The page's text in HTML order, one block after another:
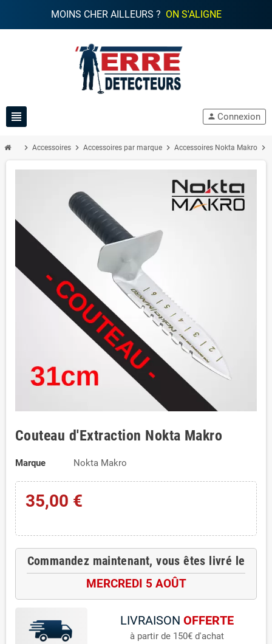
MOINS CHER AILLEURS ? ON S'ALIGNE
view_headline person Connexion
chevron_right Accessoires chevron_right Accessoires par marque chevron_right Accessoires Nokta Makro chevron_right
Couteau d'Extraction Nokta Makro
Marque Nokta Makro
35,00 €
Commandez maintenant, vous êtes livré le
MERCREDI 5 AOÛT
LIVRAISON OFFERTE
à partir de 150€ d'achat